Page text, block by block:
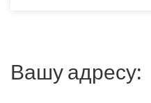
Вашу адресу: